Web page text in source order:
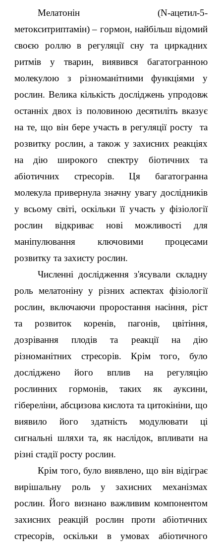
Мелатонін (N-ацетил-5-
метокситриптамін) – гормон, найбільш відомий
своєю роллю в регуляції сну та циркадних
ритмів у тварин, виявився багатогранною
молекулою з різноманітними функціями у
рослин. Велика кількість досліджень упродовж
останніх двох із половиною десятиліть вказує
на те, що він бере участь в регуляції росту та
розвитку рослин, а також у захисних реакціях
на дію широкого спектру біотичних та
абіотичних стресорів. Ця багатогранна
молекула привернула значну увагу дослідників
у всьому світі, оскільки її участь у фізіології
рослин відкриває нові можливості для
маніпулювання ключовими процесами
розвитку та захисту рослин.
Численні дослідження з'ясували складну
роль мелатоніну у різних аспектах фізіології
рослин, включаючи проростання насіння, ріст
та розвиток коренів, пагонів, цвітіння,
дозрівання плодів та реакції на дію
різноманітних стресорів. Крім того, було
досліджено його вплив на регуляцію
рослинних гормонів, таких як ауксини,
гібереліни, абсцизова кислота та цитокініни, що
виявило його здатність модулювати ці
сигнальні шляхи та, як наслідок, впливати на
різні стадії росту рослин.
Крім того, було виявлено, що він відіграє
вирішальну роль у захисних механізмах
рослин. Його визнано важливим компонентом
захисних реакцій рослин проти абіотичних
стресорів, оскільки в умовах абіотичного